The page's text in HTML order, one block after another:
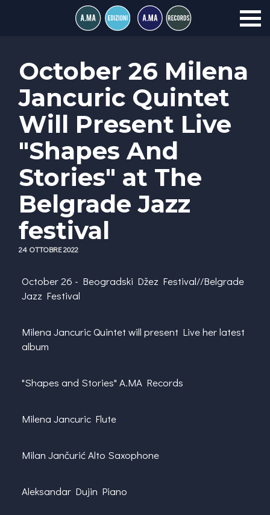
October 26 Milena
Jancuric Quintet
Will Present Live
"Shapes And
Stories" at The
Belgrade Jazz
festival
24 OTTOBRE 2022
October 26 - Beogradski Džez Festival//Belgrade
Jazz Festival
Milena JancuricQuintet will present Live her latest
album
"Shapes and Stories" A.MA Records
Milena Jancuric Flute
Milan Jančurić Alto Saxophone
Aleksandar Dujin Piano